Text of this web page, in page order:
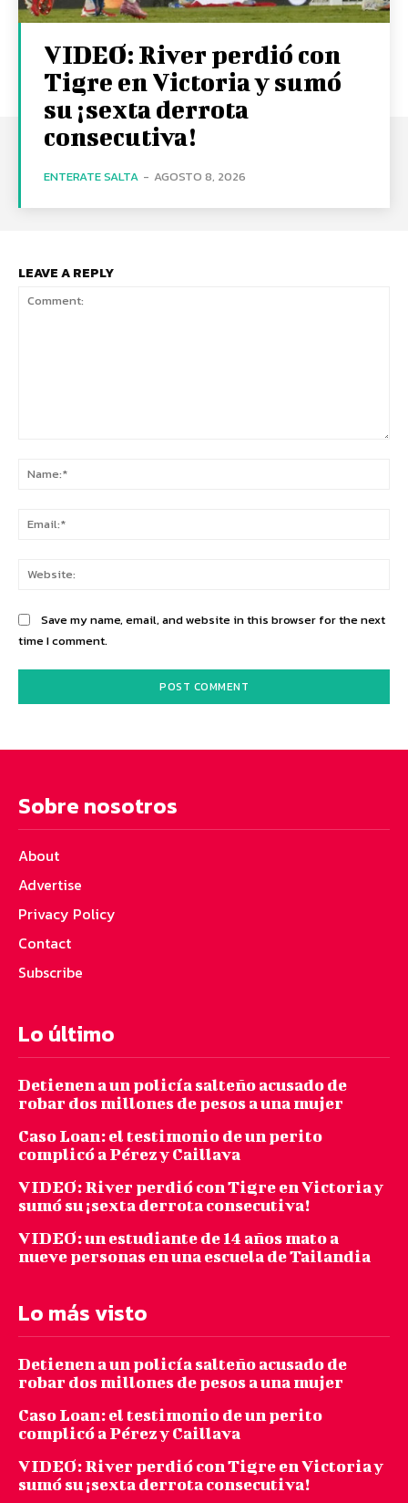
VIDEO: River perdió con
Tigre en Victoria y sumó
su ¡sexta derrota
consecutiva!
ENTERATE SALTA - AGOSTO 8, 2026
LEAVE A REPLY
Save my name, email, and website in this browser for the next
time I comment.
Sobre nosotros
About
Advertise
Privacy Policy
Contact
Subscribe
Lo último
Detienen a un policía salteño acusado de
robar dos millones de pesos a una mujer
Caso Loan: el testimonio de un perito
complicó a Pérez y Caillava
VIDEO: River perdió con Tigre en Victoria y
sumó su ¡sexta derrota consecutiva!
VIDEO: un estudiante de 14 años mato a
nueve personas en una escuela de Tailandia
Lo más visto
Detienen a un policía salteño acusado de
robar dos millones de pesos a una mujer
Caso Loan: el testimonio de un perito
complicó a Pérez y Caillava
VIDEO: River perdió con Tigre en Victoria y
sumó su ¡sexta derrota consecutiva!